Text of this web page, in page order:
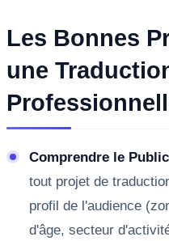
Les Bonnes
une
Comprendre le
tout projet de
profil de l'audience
d'âge, secteur